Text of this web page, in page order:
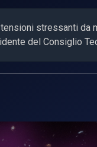
stressanti da
del Consiglio